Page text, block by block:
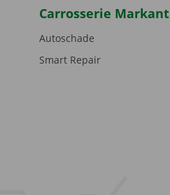
Carrosserie Markant
Autoschade
Smart Repair